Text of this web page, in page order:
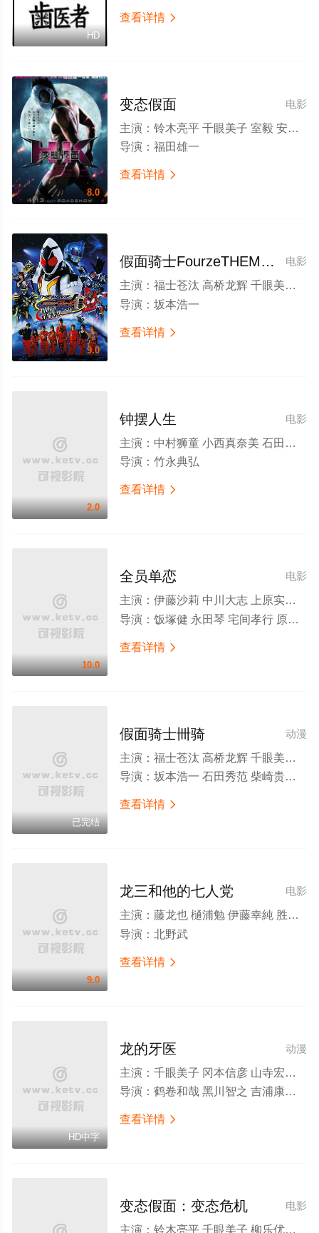
HD
查看详情 
8.0
电影
变态假面
主演： 铃木亮平 千眼美子 室毅 安田显 佐藤二朗 池田成志 塚本高史 冈田义德 大东骏介 片濑那奈
导演： 福田雄一
查看详情 
9.0
电影
假面骑士FourzeTHEMOVIE大家一起宇宙来啦!
主演： 福士苍汰 高桥龙辉 千眼美子 吉泽亮 坂田梨香子
导演： 坂本浩一
查看详情 
2.0
电影
钟摆人生
主演： 中村狮童 小西真奈美 石田卓也 千眼美子 板尾创路 笛木优子 松井珠理奈 武田铁矢 铃木亮平 中尾明庆 研ナオコ 小松政夫 ダイアモンド☆ユカイ 武井壮 黒田アーサー 中野公美子 サヘル・ローズ ニコラス・ペタス
导演： 竹永典弘
查看详情 
10.0
电影
全员单恋
主演： 伊藤沙莉 中川大志 上原实矩 森绘梨佳 樱田通 广濑爱丽丝 斋藤工 知英 佐津川爱美 寺田拓哉 新川优爱 志尊淳 千眼美子 千叶雄大 桥本爱实 横滨流星 加藤雅也
导演： 饭塚健 永田琴 宅间孝行 原桂之介 藤井道人
查看详情 
已完结
动漫
假面骑士卌骑
主演： 福士苍汰 高桥龙辉 千眼美子 坂田梨香子 富森贾斯汀 志保 土屋紫苑 虎南有香 田中卓志 鹤见辰吾 吉泽亮
导演： 坂本浩一 石田秀范 柴崎贵行 诸田敏 田崎龙太
查看详情 
9.0
电影
龙三和他的七人党
主演： 藤龙也 樋浦勉 伊藤幸純 胜村政信 川野直辉 北野武 近藤正臣 万田久子 中尾彬 小野寺昭 千眼美子 下条阿童木 品川彻 安田显 吉泽健
导演： 北野武
查看详情 
HD中字
动漫
龙的牙医
主演： 千眼美子 冈本信彦 山寺宏一 林原惠美 松尾铃木 名冢佳织 高木涉 樱井孝宏 津田健次郎
导演： 鹤卷和哉 黑川智之 吉浦康裕 谷田部透湖 鬼冢大辅 吉崎响
查看详情 
电影
变态假面：变态危机
主演： 铃木亮平 千眼美子 柳乐优弥 室毅 水崎绫女 皆川猿时 新井浩文 矢部享佑 胜矢 足立理 上地春奈 佐藤仁美 片濑那奈 池田成志 安田显